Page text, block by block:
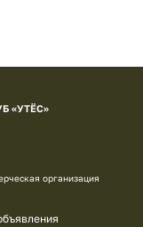
«УТЁС»
организация